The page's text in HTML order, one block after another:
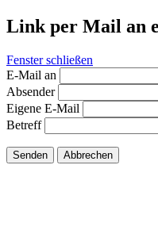
Link per Mail an
Fenster schließen
E-Mail an
Absender
Eigene E-Mail
Betreff
Senden Abbrechen